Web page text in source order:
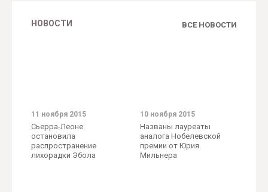
НОВОСТИ
11 ноября 2015
Сьерра-Леоне
остановила
распространение
лихорадки Эбола
10 ноября 2015
Названы лауреаты
аналога Нобелевской
премии от Юрия
Мильнера
ВСЕ НОВОСТИ